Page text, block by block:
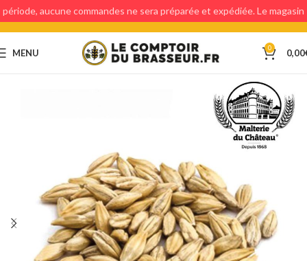
MENU 0 0,00
période, aucune commandes ne sera préparée et expédiée. Le magasin
étant fermé, aucun retraits en magasin ne sera possible.